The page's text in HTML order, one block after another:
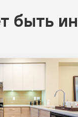
быть